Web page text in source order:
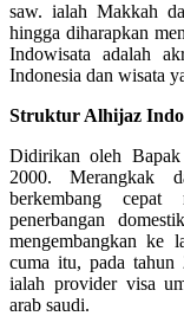
saw. ialah Makkah
hingga diharapkan
Indowisata adalah
Indonesia dan wisata
Struktur Alhijaz
Didirikan oleh
2000. Merangkak
berkembang
penerbangan
mengembangkan ke
cuma itu, pada
ialah provider visa
arab saudi.